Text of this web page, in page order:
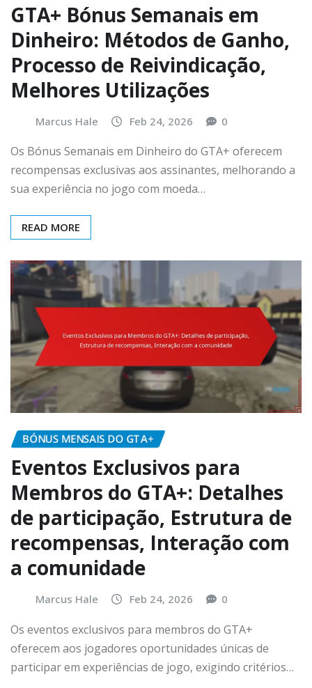
GTA+ Bónus Semanais em
Dinheiro: Métodos de Ganho,
Processo de Reivindicação,
Melhores Utilizações
Marcus Hale Feb 24, 2026 0
Os Bónus Semanais em Dinheiro do GTA+ oferecem
recompensas exclusivas aos assinantes, melhorando a
sua experiência no jogo com moeda…
READ MORE
BÓNUS MENSAIS DO GTA+
Eventos Exclusivos para
Membros do GTA+: Detalhes
de participação, Estrutura de
recompensas, Interação com
a comunidade
Marcus Hale Feb 24, 2026 0
Os eventos exclusivos para membros do GTA+
oferecem aos jogadores oportunidades únicas de
participar em experiências de jogo, exigindo critérios…